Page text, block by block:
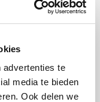
advertenties te
media te bieden
Ook delen we
De Online Drogist
Hotels.com